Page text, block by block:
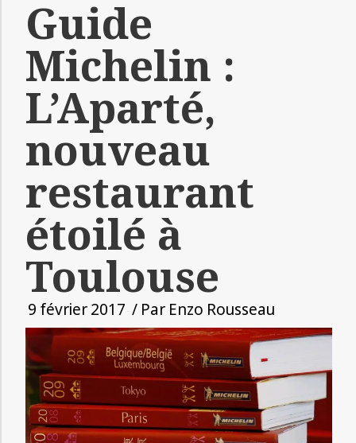
Guide
Michelin :
L’Aparté,
nouveau
restaurant
étoilé à
Toulouse
9 février 2017 / Par Enzo Rousseau